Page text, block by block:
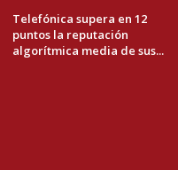
Telefónica supera en 12
puntos la reputación
algorítmica media de sus...